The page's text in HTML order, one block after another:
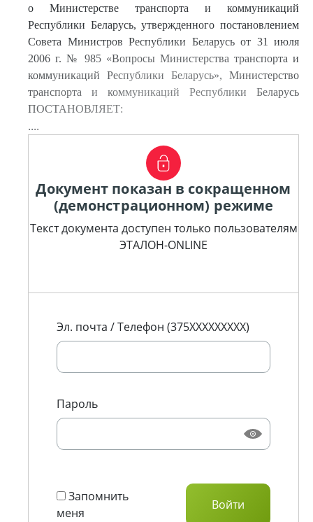
о Министерстве транспорта и коммуникаций
Республики Беларусь, утвержденного постановлением
Совета Министров Республики Беларусь от 31 июля
2006 г. № 985 «Вопросы Министерства транспорта и
коммуникаций Республики Беларусь», Министерство
транспорта и коммуникаций Республики Беларусь
ПОСТАНОВЛЯЕТ:
....
Документ показан в сокращенном
(демонстрационном) режиме
Текст документа доступен только пользователям
ЭТАЛОН-ONLINE
Эл. почта / Телефон (375XXXXXXXXX)
Пароль
Запомнить
меня